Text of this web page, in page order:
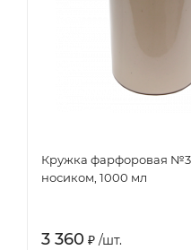
Кружка фарфоровая №3
носиком, 1000 мл
3 360 ₽ /шт.